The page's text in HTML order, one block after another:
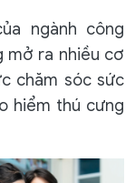
ngành công
mở ra nhiều cơ
chăm sóc sức
hiểm thú cưng